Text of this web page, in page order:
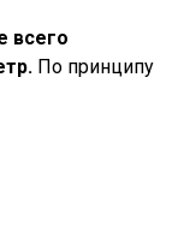
всего
По принципу